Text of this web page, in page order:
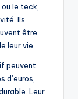
le teck,
Ils
être
leur vie.
peuvent
d’euros,
Leur